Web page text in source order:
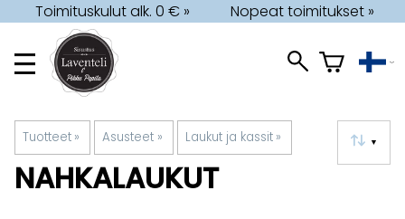
Toimituskulut alk. 0 € » Nopeat toimitukset »
Tuotteet ‪» Asusteet ‪» Laukut ja kassit ‪» ▼
NAHKALAUKUT